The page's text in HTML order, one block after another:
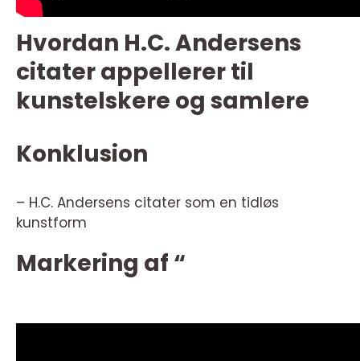
Hvordan H.C. Andersens
citater appellerer til
kunstelskere og samlere
Konklusion
– H.C. Andersens citater som en tidløs
kunstform
Markering af “